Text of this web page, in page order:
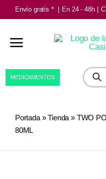
Saltar
al
contenido
Envío gratis * En 24 - 48h
de
MEDICAMENTOS
Portada»Tienda » TWO
80ML